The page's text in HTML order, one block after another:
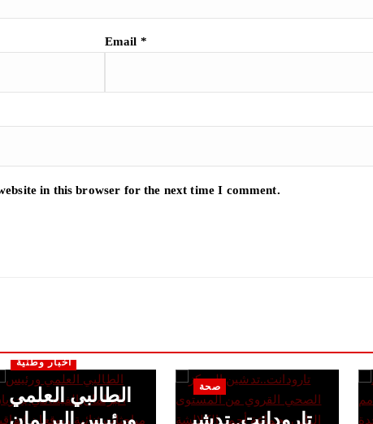
Email *
in this browser for the next time I comment.
أخبار وطنية
الطالبي العلمي
صحة